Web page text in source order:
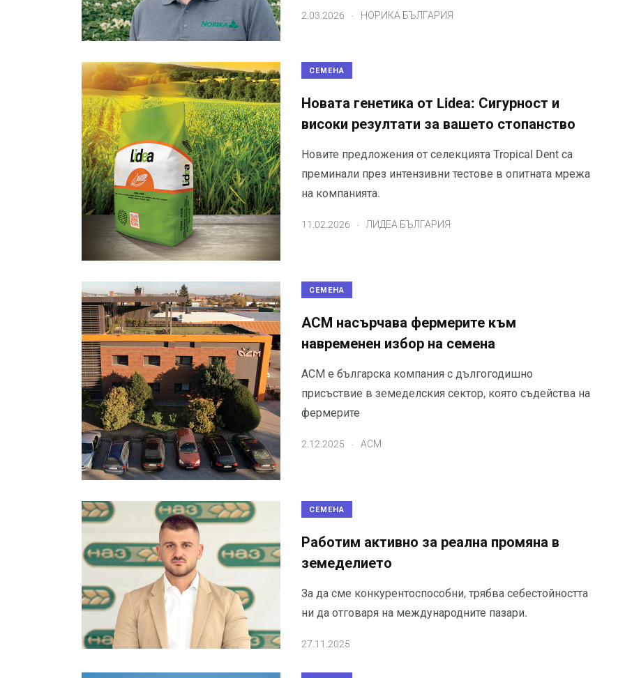
2.03.2026 НОРИКА БЪЛГАРИЯ
СЕМЕНА
Новата генетика от Lidea: Сигурност и
високи резултати за вашето стопанство
Новите предложения от селекцията Tropical Dent са
преминали през интензивни тестове в опитната мрежа
на компанията.
11.02.2026 ЛИДЕА БЪЛГАРИЯ
СЕМЕНА
АСМ насърчава фермерите към
навременен избор на семена
АСМ е българска компания с дългогодишно
присъствие в земеделския сектор, която съдейства на
фермерите
2.12.2025 АСМ
СЕМЕНА
Работим активно за реална промяна в
земеделието
За да сме конкурентоспособни, трябва себестойността
ни да отговаря на международните пазари.
27.11.2025